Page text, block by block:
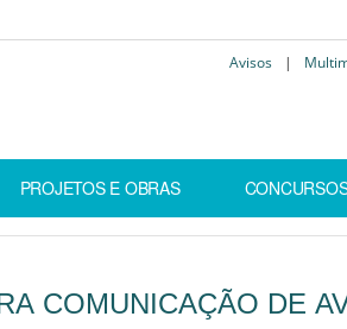
Avisos
|
PROJETOS E OBRAS
COMUNICAÇÃO DE